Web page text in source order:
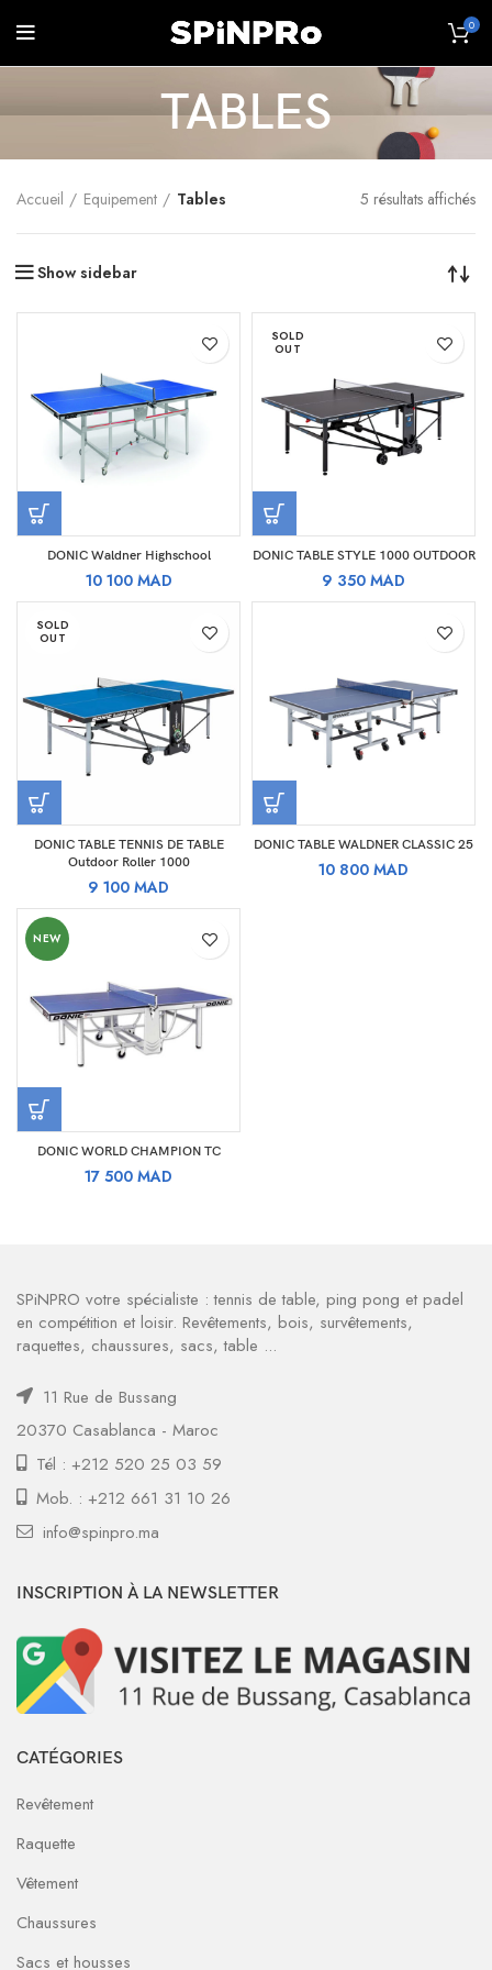
0
TABLES
Accueil Equipement Tables 5 résultats affichés
Show sidebar
DONIC Waldner Highschool
10 100 MAD
SOLD
OUT
DONIC TABLE STYLE 1000 OUTDOOR
9 350 MAD
SOLD
OUT
DONIC TABLE TENNIS DE TABLE
Outdoor Roller 1000
9 100 MAD
DONIC TABLE WALDNER CLASSIC 25
10 800 MAD
NEW
DONIC WORLD CHAMPION TC
17 500 MAD
SPiNPRO votre spécialiste : tennis de table, ping pong et padel
en compétition et loisir. Revêtements, bois, survêtements,
raquettes, chaussures, sacs, table ...
11 Rue de Bussang
20370 Casablanca - Maroc
Tél : +212 520 25 03 59
Mob. : +212 661 31 10 26
info@spinpro.ma
INSCRIPTION À LA NEWSLETTER
CATÉGORIES
Revêtement
Raquette
Vêtement
Chaussures
Sacs et housses